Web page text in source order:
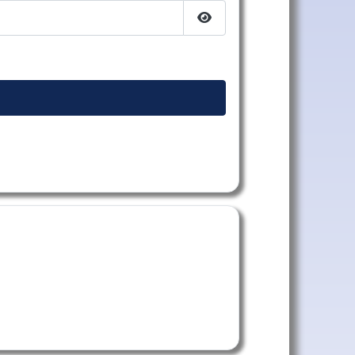
Afficher le mot de passe